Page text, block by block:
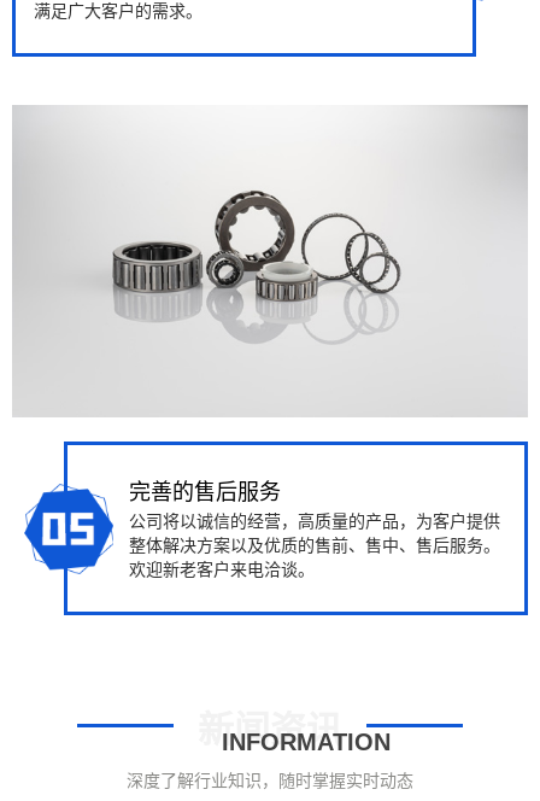
满足广大客户的需求。
完善的售后服务
公司将以诚信的经营，高质量的产品，为客户提供
整体解决方案以及优质的售前、售中、售后服务。
欢迎新老客户来电洽谈。
新闻资讯
INFORMATION
深度了解行业知识，随时掌握实时动态